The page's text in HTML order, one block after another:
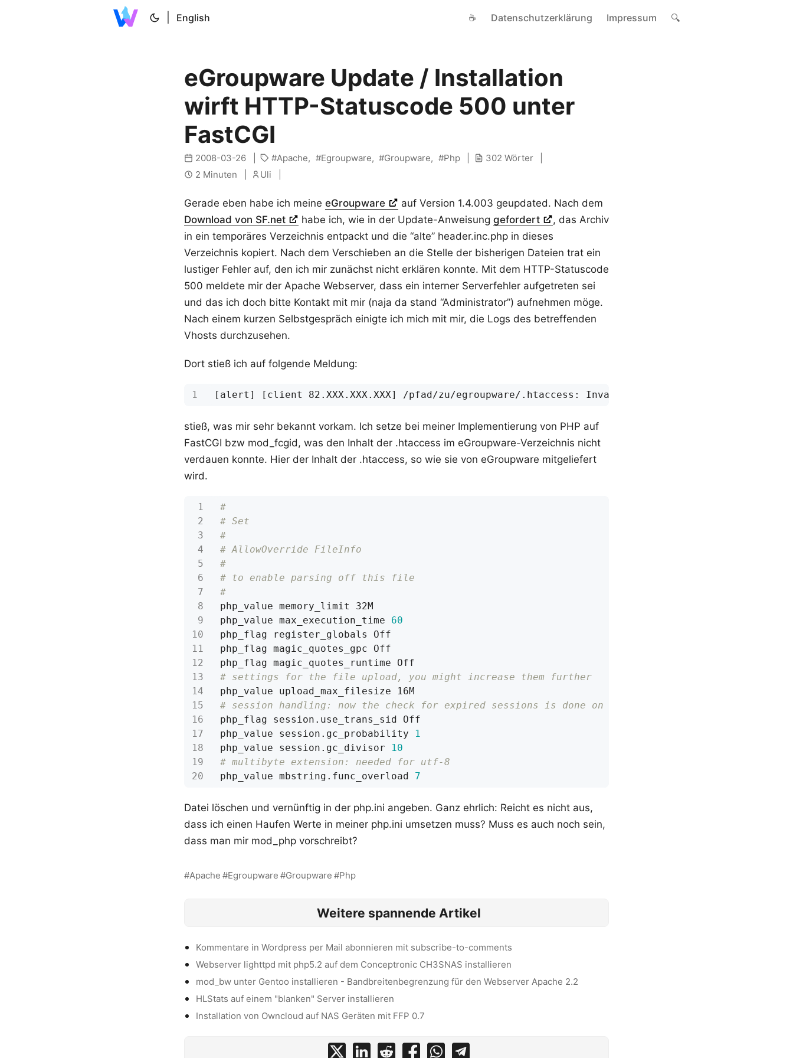
English ☕ Datenschutzerklärung Impressum 🔍
eGroupware Update / Installation
wirft HTTP-Statuscode 500 unter
FastCGI
2008-03-26 Apache Egroupware Groupware Php
302 Wörter
2 Minuten
Uli
Gerade eben habe ich meine eGroupware
auf Version 1.4.003 geupdated. Nach dem
Download von SF.net
habe ich, wie in der Update-Anweisung gefordert
, das Archiv
in ein temporäres Verzeichnis entpackt und die “alte” header.inc.php in dieses
Verzeichnis kopiert. Nach dem Verschieben an die Stelle der bisherigen Dateien trat ein
lustiger Fehler auf, den ich mir zunächst nicht erklären konnte. Mit dem HTTP-Statuscode
500 meldete mir der Apache Webserver, dass ein interner Serverfehler aufgetreten sei
und das ich doch bitte Kontakt mit mir (naja da stand “Administrator”) aufnehmen möge.
Nach einem kurzen Selbstgespräch einigte ich mich mit mir, die Logs des betreffenden
Vhosts durchzusehen.
Dort stieß ich auf folgende Meldung:
stieß, was mir sehr bekannt vorkam. Ich setze bei meiner Implementierung von PHP auf
FastCGI bzw mod_fcgid, was den Inhalt der .htaccess im eGroupware-Verzeichnis nicht
verdauen konnte. Hier der Inhalt der .htaccess, so wie sie von eGroupware mitgeliefert
wird.
#
# Set
#
# AllowOverride FileInfo
#
# to enable parsing off this file
#
php_value max_execution_time 60
# settings for the file upload, you might increase them further
# session handling: now the check for expired sessions is done on every 10th session creation
php_value session.gc_probability
1
php_value session.gc_divisor
10
# multibyte extension: needed for utf-8
php_value mbstring.func_overload 7
Datei löschen und vernünftig in der php.ini angeben. Ganz ehrlich: Reicht es nicht aus,
dass ich einen Haufen Werte in meiner php.ini umsetzen muss? Muss es auch noch sein,
dass man mir mod_php vorschreibt?
Apache Egroupware Groupware Php
Weitere spannende Artikel
Kommentare in Wordpress per Mail abonnieren mit subscribe-to-comments
Webserver lighttpd mit php5.2 auf dem Conceptronic CH3SNAS installieren
mod_bw unter Gentoo installieren - Bandbreitenbegrenzung für den Webserver Apache 2.2
HLStats auf einem "blanken" Server installieren
Installation von Owncloud auf NAS Geräten mit FFP 0.7